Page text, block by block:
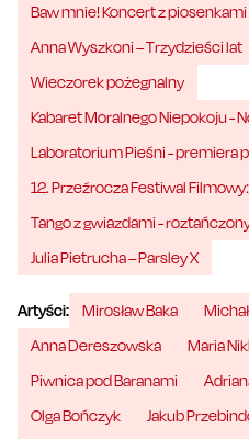
Baw mnie! Koncert z
Anna Wyszkoni – Trzydzieści lat
Wieczorek pożegnalny
Kabaret Moralnego Niepokoju -
Laboratorium Pieśni - premiera
12. Przeźrocza Festiwal
Tango z gwiazdami -
Julia Pietrucha – Parsley X
Artyści: Mirosław Baka
Anna Dereszowska
Maria
Piwnica pod Baranami
Olga Bończyk
Jakub